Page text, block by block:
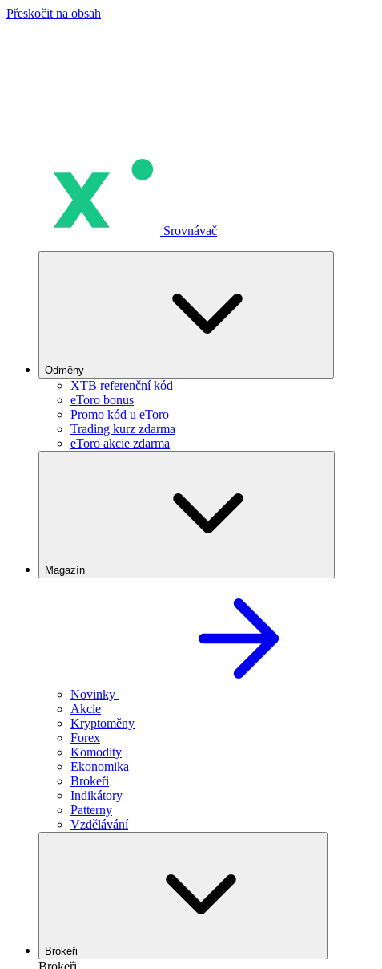
Přeskočit na obsah
Srovnávač
Odměny
XTB referenční kód
eToro bonus
Promo kód u eToro
Trading kurz zdarma
eToro akcie zdarma
Magazín
Novinky
Akcie
Kryptoměny
Forex
Komodity
Ekonomika
Brokeři
Indikátory
Patterny
Vzdělávání
Brokeři
Brokeři